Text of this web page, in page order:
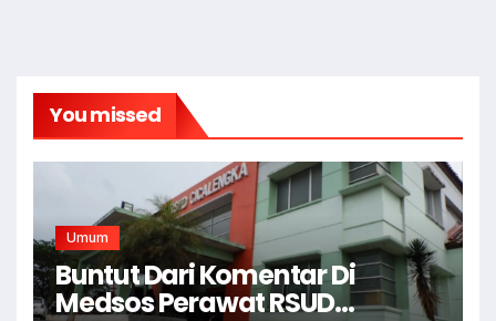
You missed
Umum
Buntut Dari Komentar Di
Medsos Perawat RSUD